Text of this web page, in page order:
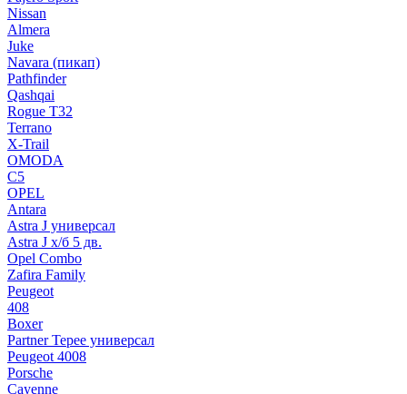
Nissan
Almera
Juke
Navara (пикап)
Pathfinder
Qashqai
Rogue T32
Terrano
X-Trail
OMODA
C5
OPEL
Antara
Astra J универсал
Astra J х/б 5 дв.
Opel Combo
Zafira Family
Peugeot
408
Boxer
Partner Tepee универсал
Peugeot 4008
Porsche
Cayenne